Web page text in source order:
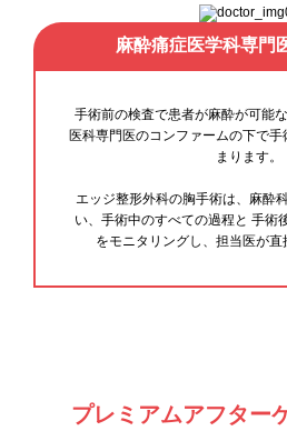
麻酔痛症医学科専門
手術前の検査で患者が麻酔が可能
医科専門医のコンファームの下で
まります。
エッジ整形外科の胸手術は、麻酔
い、手術中のすべての過程と 手術
をモニタリングし、担当医が直
プレミアムアフター